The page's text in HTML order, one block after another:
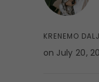
KRENEMO
on July 20,